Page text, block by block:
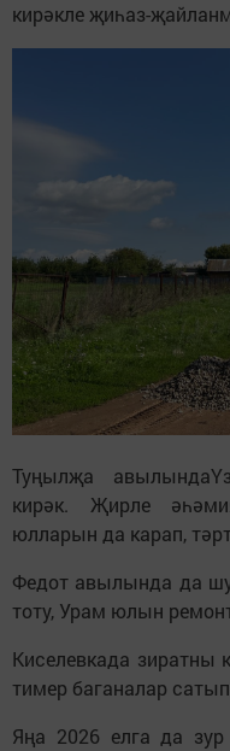
кирәкле җиһаз-
Туңылҗа
кирәк. Җирле
юлларын да карап,
Федот авылында да
тоту, Урам юлын
Киселевкада зиратны
тимер баганалар
Яңа 2026 елга да зур